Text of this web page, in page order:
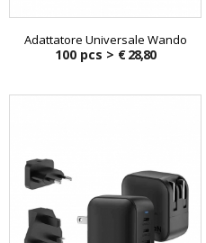
Adattatore Universale Wando
100 pcs > € 28,80